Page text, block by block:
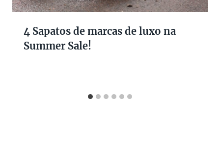
4 Sapatos de marcas de luxo na
Summer Sale!